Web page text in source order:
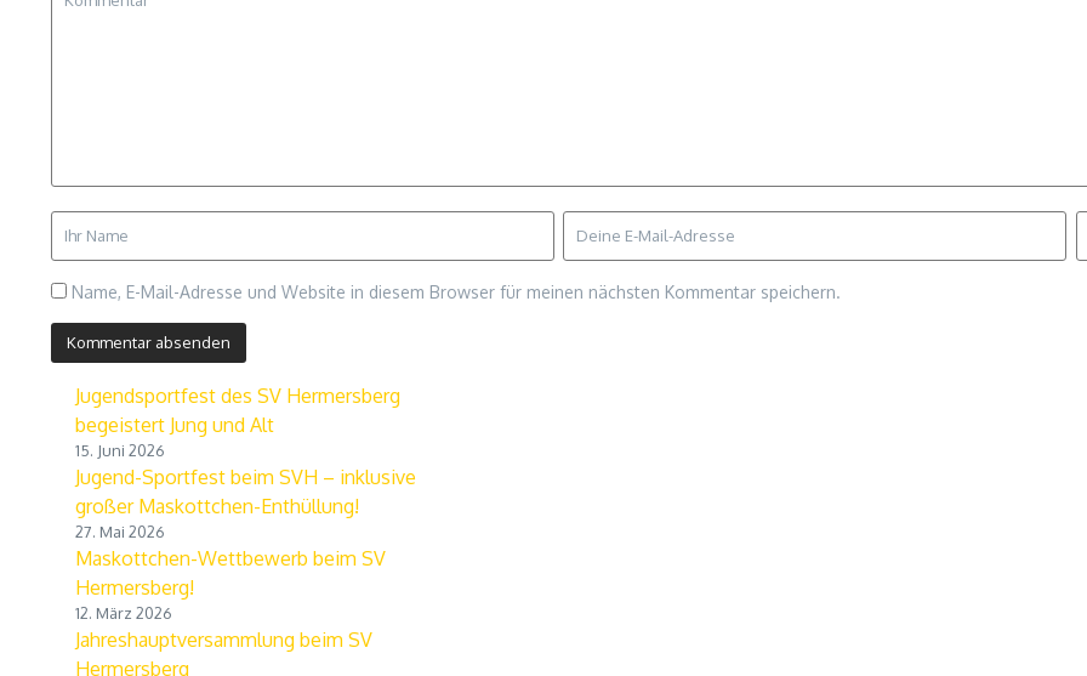
Name, E-Mail-Adresse und Website in diesem Browser für meinen nächsten Kommentar speichern.
Jugendsportfest des SV Hermersberg
begeistert Jung und Alt
15. Juni 2026
Jugend-Sportfest beim SVH – inklusive
großer Maskottchen-Enthüllung!
27. Mai 2026
Maskottchen-Wettbewerb beim SV
Hermersberg!
12. März 2026
Jahreshauptversammlung beim SV
Hermersberg